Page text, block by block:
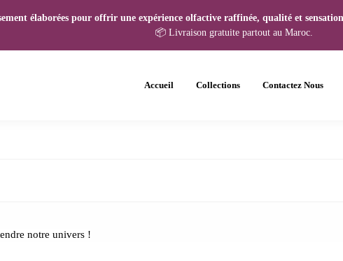
élaborées pour offrir une expérience olfactive raffinée, qualité et
📦 Livraison gratuite partout au Maroc.
Accueil Collections Contactez Nous
notre univers !